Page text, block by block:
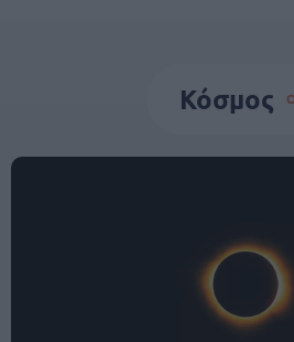
Κόσμος